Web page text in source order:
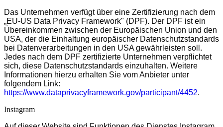
Das Unternehmen verfügt über eine Zertifizierung nach dem
„EU-US Data Privacy Framework" (DPF). Der DPF ist ein
Übereinkommen zwischen der Europäischen Union und den
USA, der die Einhaltung europäischer Datenschutzstandards
bei Datenverarbeitungen in den USA gewährleisten soll.
Jedes nach dem DPF zertifizierte Unternehmen verpflichtet
sich, diese Datenschutzstandards einzuhalten. Weitere
Informationen hierzu erhalten Sie vom Anbieter unter
folgendem Link:
https://www.dataprivacyframework.gov/participant/4452.
Instagram